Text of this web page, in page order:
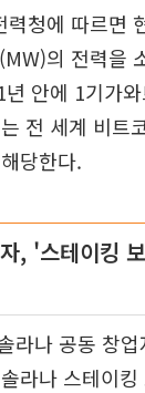
력청에 따르면
의 전력을
안에 1기가
전 세계 비트
당한다.
, '스테이킹
라나 공동 창
라나 스테이킹